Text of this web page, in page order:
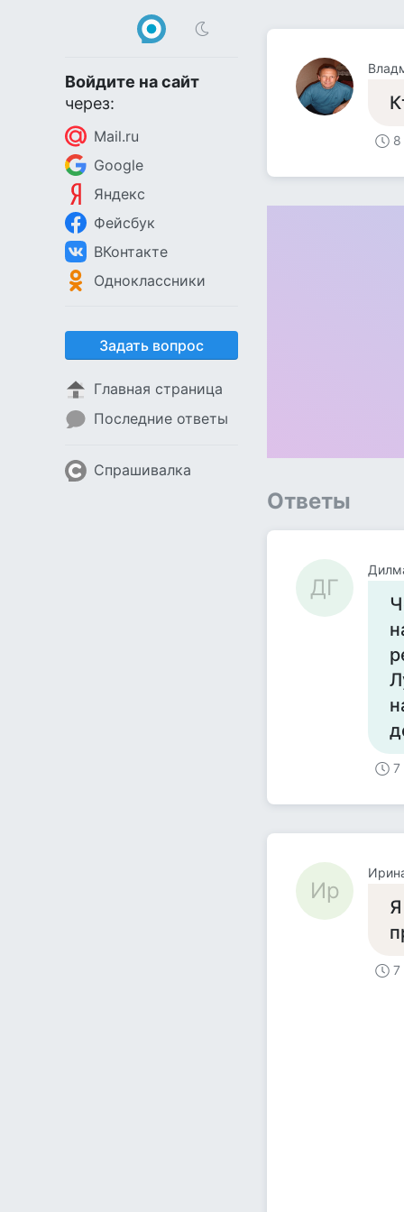
Войдите на сайт
через:
Mail.ru
Google
Яндекс
Фейсбук
ВКонтакте
Одноклассники
Задать вопрос
Главная страница
Последние ответы
Спрашивалка
8
Ответы
ДГ
7
Ир
7